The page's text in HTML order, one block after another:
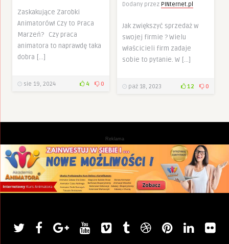
Zaskakujące Zarobki
Animatorów! Czy to Praca
Marzeń? Czy praca
animatora to naprawdę taka
dobra […]
sie 19, 2024 4 0
Dodany przez PINternet.pl
Jak zwiększyć sprzedaż w
swojej firmie ? Wielu
właścicieli firm zadaje
sobie to pytanie. W […]
paź 18, 2023 12 0
Reklama